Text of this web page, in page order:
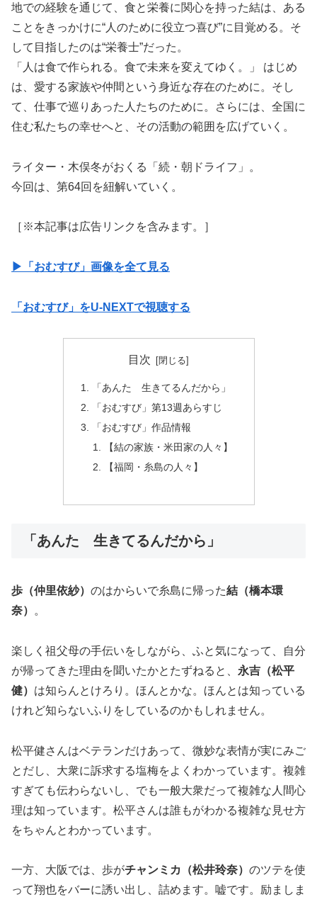
地での経験を通じて、食と栄養に関心を持った結は、ある
ことをきっかけに“人のために役立つ喜び”に目覚める。そ
して目指したのは“栄養士”だった。
「人は食で作られる。食で未来を変えてゆく。」 はじめ
は、愛する家族や仲間という身近な存在のために。そし
て、仕事で巡りあった人たちのために。さらには、全国に
住む私たちの幸せへと、その活動の範囲を広げていく。
ライター・木俣冬がおくる「続・朝ドライフ」。
今回は、第64回を紐解いていく。
［※本記事は広告リンクを含みます。］
▶︎「おむすび」画像を全て見る
「おむすび」をU-NEXTで視聴する
目次
「あんた 生きてるんだから」
「おむすび」第13週あらすじ
「おむすび」作品情報
【結の家族・米田家の人々】
【福岡・糸島の人々】
「あんた 生きてるんだから」
歩（仲里依紗） のはからいで糸島に帰った結（橋本環
奈）
。
楽しく祖父母の手伝いをしながら、ふと気になって、自分
が帰ってきた理由を聞いたかとたずねると、 永吉（松平
健） は知らんとけろり。ほんとかな。ほんとは知っている
けれど知らないふりをしているのかもしれません。
松平健さんはベテランだけあって、微妙な表情が実にみご
とだし、大衆に訴求する塩梅をよくわかっています。複雑
すぎても伝わらないし、でも一般大衆だって複雑な人間心
理は知っています。松平さんは誰もがわかる複雑な見せ方
をちゃんとわかっています。
一方、大阪では、歩がチャンミカ（松井玲奈） のツテを使
って翔也をバーに誘い出し、詰めます。嘘です。励ましま